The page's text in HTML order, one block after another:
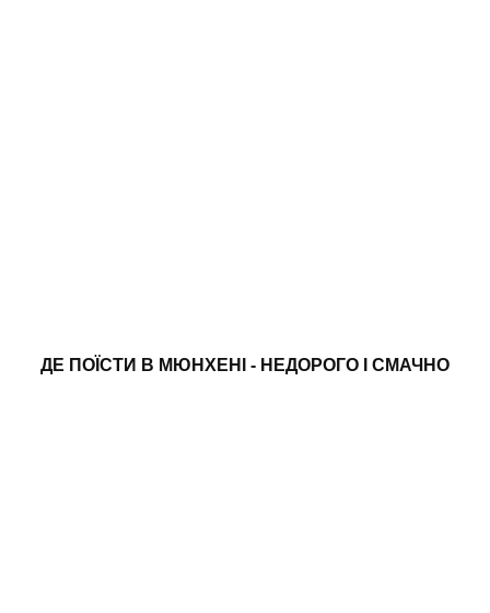
ДЕ ПОЇСТИ В МЮНХЕНІ - НЕДОРОГО І СМАЧНО